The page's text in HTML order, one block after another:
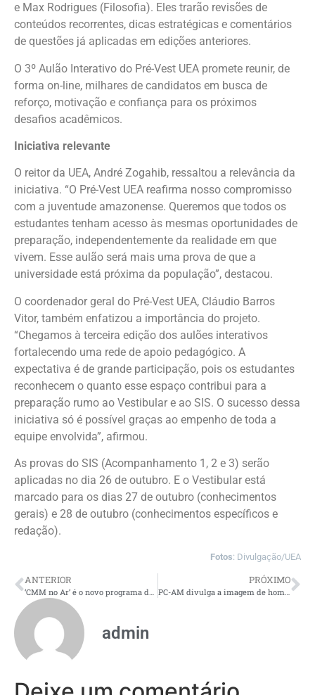
e Max Rodrigues (Filosofia). Eles trarão revisões de
conteúdos recorrentes, dicas estratégicas e comentários
de questões já aplicadas em edições anteriores.
O 3º Aulão Interativo do Pré-Vest UEA promete reunir, de
forma on-line, milhares de candidatos em busca de
reforço, motivação e confiança para os próximos
desafios acadêmicos.
Iniciativa relevante
O reitor da UEA, André Zogahib, ressaltou a relevância da
iniciativa. “O Pré-Vest UEA reafirma nosso compromisso
com a juventude amazonense. Queremos que todos os
estudantes tenham acesso às mesmas oportunidades de
preparação, independentemente da realidade em que
vivem. Esse aulão será mais uma prova de que a
universidade está próxima da população”, destacou.
O coordenador geral do Pré-Vest UEA, Cláudio Barros
Vitor, também enfatizou a importância do projeto.
“Chegamos à terceira edição dos aulões interativos
fortalecendo uma rede de apoio pedagógico. A
expectativa é de grande participação, pois os estudantes
reconhecem o quanto esse espaço contribui para a
preparação rumo ao Vestibular e ao SIS. O sucesso dessa
iniciativa só é possível graças ao empenho de toda a
equipe envolvida”, afirmou.
As provas do SIS (Acompanhamento 1, 2 e 3) serão
aplicadas no dia 26 de outubro. E o Vestibular está
marcado para os dias 27 de outubro (conhecimentos
gerais) e 28 de outubro (conhecimentos específicos e
redação).
Fotos: Divulgação/UEA
ANTERIOR PRÓXIMO
admin